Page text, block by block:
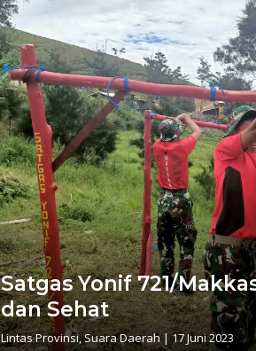
Satgas Yonif 721/
dan Sehat
Lintas Provinsi,Suara Daerah|17 Juni 2023